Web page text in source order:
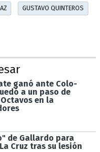
GUSTAVO QUINTEROS
ganó ante Colo-
a un paso de
en la
de Gallardo para
Cruz tras su lesión